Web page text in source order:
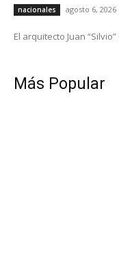
nacionales agosto 6, 2026
El arquitecto Juan
Más Popular